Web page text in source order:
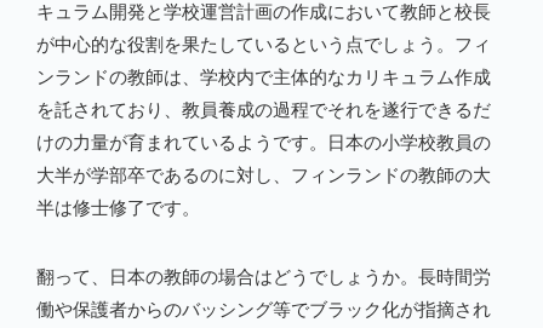
キュラム開発と学校運営計画の作成において教師と校長
が中心的な役割を果たしているという点でしょう。フィ
ンランドの教師は、学校内で主体的なカリキュラム作成
を託されており、教員養成の過程でそれを遂行できるだ
けの力量が育まれているようです。日本の小学校教員の
大半が学部卒であるのに対し、フィンランドの教師の大
半は修士修了です。
翻って、日本の教師の場合はどうでしょうか。長時間労
働や保護者からのバッシング等でブラック化が指摘され